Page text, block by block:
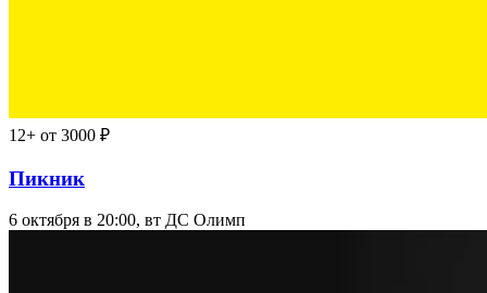
12+ от 3000 ₽
Пикник
6 октября в 20:00, вт ДС Олимп